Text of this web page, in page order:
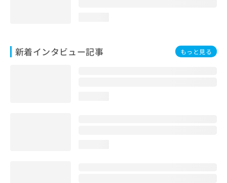
新着インタビュー記事 もっと見る